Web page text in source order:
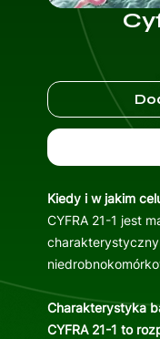
Kiedy i w jakim
CYFRA 21-1 jest
Charakterystyka
CYFRA 21-1 to